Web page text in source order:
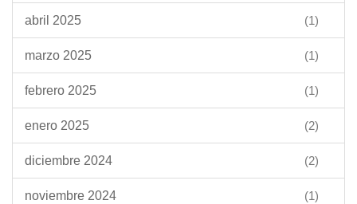
abril 2025 (1)
marzo 2025 (1)
febrero 2025 (1)
enero 2025 (2)
diciembre 2024 (2)
noviembre 2024 (1)